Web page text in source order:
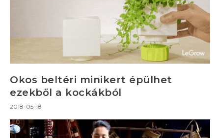
Okos beltéri minikert épülhet
ezekből a kockákból
2018-05-18